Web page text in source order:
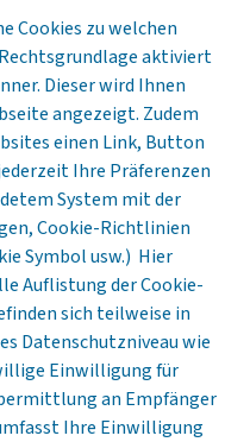
Cookies zu welchen
aktiviert
Dieser wird Ihnen
angezeigt. Zudem
einen Link, Button
Ihre Präferenzen
System mit der
Cookie-Richtlinien
Symbol usw.) Hier
Auflistung der Cookie-
sich teilweise in
Datenschutzniveau wie
Einwilligung für
an Empfänger
Ihre Einwilligung